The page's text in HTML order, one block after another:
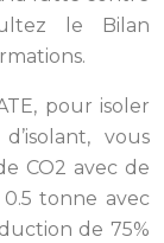
le Bilan
pour isoler
vous
CO2 avec de
tonne avec
de 75%